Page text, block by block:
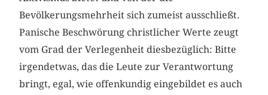
Bevölkerungsmehrheit sich zumeist ausschließt.
Panische Beschwörung christlicher Werte zeugt
vom Grad der Verlegenheit diesbezüglich: Bitte
irgendetwas, das die Leute zur Verantwortung
bringt, egal, wie offenkundig eingebildet es auch